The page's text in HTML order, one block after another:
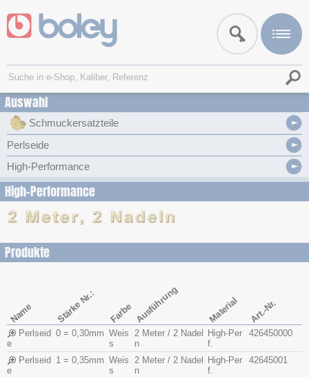
Auswahl
Schmuckersatzteile
Perlseide
High-Performance
High-Performance
Produkte
Name Stärke Nr.: Farbe Ausführung Material Art.-Nr.
Perlseid
e
0 = 0,30mm Weis
s
2 Meter / 2 Nadel
n
High-Per
f.
426450000
Perlseid
e
1 = 0,35mm Weis
s
2 Meter / 2 Nadel
n
High-Per
f.
42645001